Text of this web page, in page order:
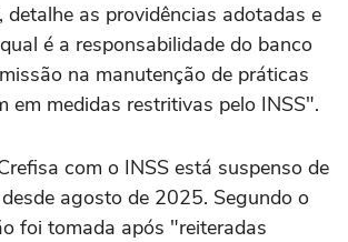
detalhe as providências adotadas e
é a responsabilidade do banco
na manutenção de práticas
em medidas restritivas pelo INSS".
com o INSS está suspenso de
agosto de 2025. Segundo o
foi tomada após "reiteradas